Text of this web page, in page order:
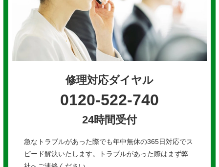
修理対応ダイヤル
0120-522-740
24時間受付
急なトラブルがあった際でも年中無休の365日対応でス
ピード解決いたします。トラブルがあった際はまず弊